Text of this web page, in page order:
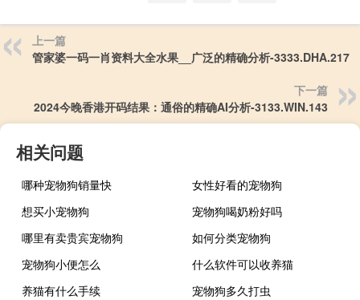
上一篇
管家婆一码一肖资料大全水果__广泛的精确分析-3333.DHA.217
下一篇
2024今晚香港开码结果：通俗的精确AI分析-3133.WIN.143
相关问题
哪种宠物狗销量快
女性好看的宠物狗
想买小宠物狗
宠物狗喝奶粉好吗
哪里有卖贵宾宠物狗
如何分类宠物狗
宠物狗小便怎么
什么软件可以收养猫
养猫有什么手续
宠物狗多久打虫